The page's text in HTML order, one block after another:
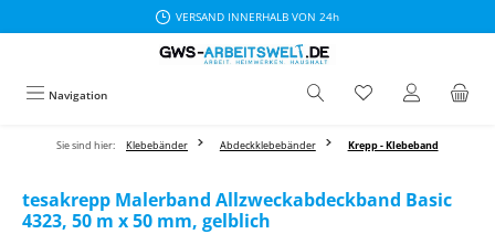
VERSAND INNERHALB VON 24h
Navigation
Sie sind hier: Klebebänder Abdeckklebebänder Krepp - Klebeband
tesakrepp Malerband Allzweckabdeckband Basic
4323, 50 m x 50 mm, gelblich